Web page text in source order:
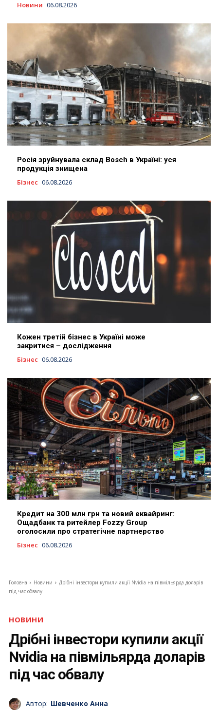
Новини 06.08.2026
Росія зруйнувала склад Bosch в Україні: уся
продукція знищена
Бізнес 06.08.2026
Кожен третій бізнес в Україні може
закритися – дослідження
Бізнес 06.08.2026
Кредит на 300 млн грн та новий еквайринг:
Ощадбанк та ритейлер Fozzy Group
оголосили про стратегічне партнерство
Бізнес 06.08.2026